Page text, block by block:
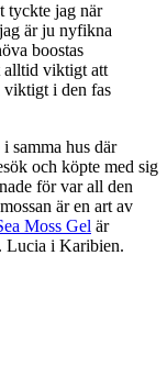
tyckte jag när
är ju nyfikna
boostas
alltid viktigt att
viktigt i den fas
samma hus där
och köpte med sig
för var all den
är en art av
Moss Gel är
Lucia i Karibien.